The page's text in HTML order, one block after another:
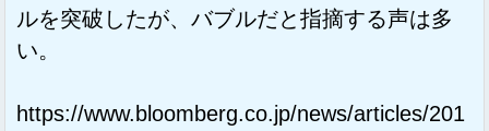
ルを突破したが、バブルだと指摘する声は多
い。
https://www.bloomberg.co.jp/news/articles/201